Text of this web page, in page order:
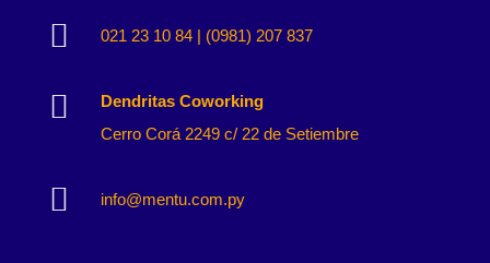
 021 23 10 84 | (0981) 207 837

Dendritas Coworking
Cerro Corá 2249 c/ 22 de Setiembre
 info@mentu.com.py